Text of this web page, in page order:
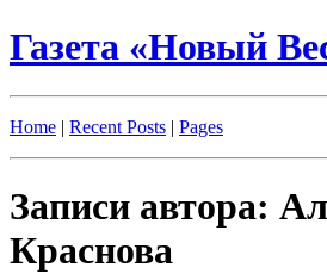
Газета «Новый
Home | Recent Posts | Pages
Записи автора:
Краснова